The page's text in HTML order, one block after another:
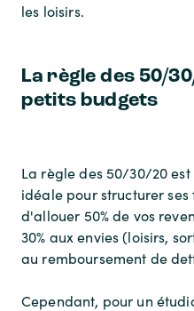
les loisirs.
La règle des 50/
petits budgets
La règle des 50/30/20
idéale pour structurer
d'allouer 50% de vos
30% aux envies (loisirs,
au remboursement de
Cependant, pour un